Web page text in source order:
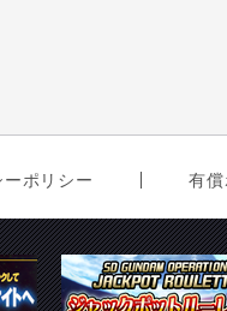
ーポリシー 有